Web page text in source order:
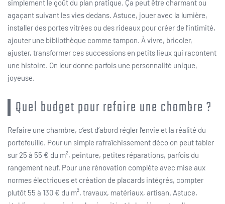
simplement le goût du plan pratique. Ça peut être charmant ou
agaçant suivant les vies dedans. Astuce, jouer avec la lumière,
installer des portes vitrées ou des rideaux pour créer de l’intimité,
ajouter une bibliothèque comme tampon. À vivre, bricoler,
ajuster, transformer ces successions en petits lieux qui racontent
une histoire. On leur donne parfois une personnalité unique,
joyeuse.
Quel budget pour refaire une chambre ?
Refaire une chambre, c’est d’abord régler l’envie et la réalité du
portefeuille. Pour un simple rafraîchissement déco on peut tabler
sur 25 à 55 € du m², peinture, petites réparations, parfois du
rangement neuf. Pour une rénovation complète avec mise aux
normes électriques et création de placards intégrés, compter
plutôt 55 à 130 € du m², travaux, matériaux, artisan. Astuce,